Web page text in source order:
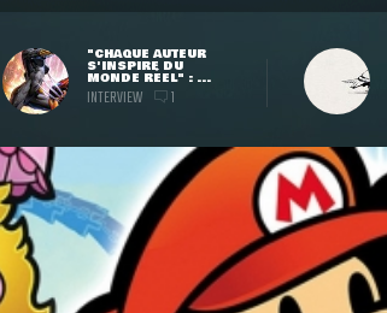
"CHAQUE AUTEUR
S'INSPIRE DU
MONDE RÉEL" : ...
INTERVIEW 1